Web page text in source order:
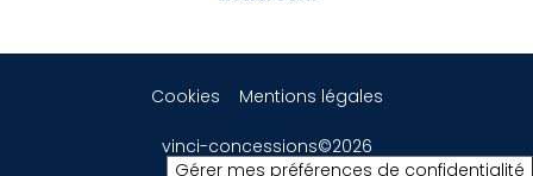
Cookies Mentions légales
vinci-concessions©2026
Gérer mes préférences de confidentialité